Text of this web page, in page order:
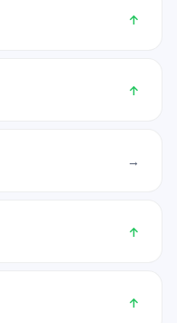
↑
↑
→
↑
↑